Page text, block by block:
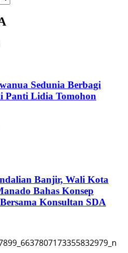
Sedunia Berbagi
Panti Lidia Tomohon
Banjir, Wali Kota
Bahas Konsep
Konsultan SDA